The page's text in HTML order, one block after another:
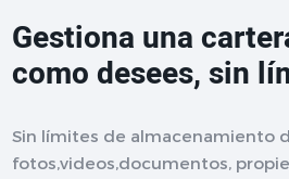
Gestiona una
como desees, sin
Sin límites de almacenamiento
fotos,videos,documentos,